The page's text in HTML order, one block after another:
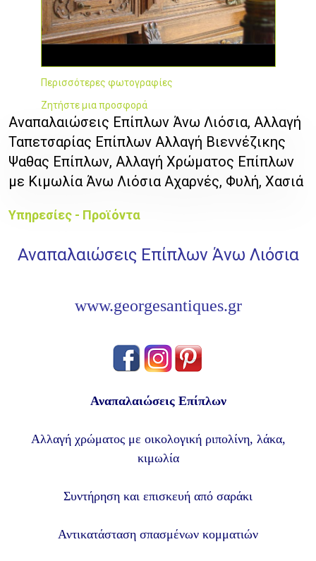
Περισσότερες φωτογραφίες
Ζητήστε μια προσφορά
Αναπαλαιώσεις Επίπλων Άνω Λιόσια, Αλλαγή
Ταπετσαρίας Επίπλων Αλλαγή Βιεννέζικης
Ψαθας Επίπλων, Αλλαγή Χρώματος Επίπλων
με Κιμωλία Άνω Λιόσια Αχαρνές, Φυλή, Χασιά
Υπηρεσίες - Προϊόντα
Αναπαλαιώσεις Επίπλων Άνω Λιόσια
www.georgesantiques.gr
Αναπαλαιώσεις Επίπλων
Αλλαγή χρώματος με οικολογική ριπολίνη, λάκα,
κιμωλία
Συντήρηση και επισκευή από σαράκι
Αντικατάσταση σπασμένων κομματιών